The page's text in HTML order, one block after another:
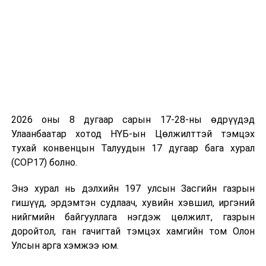
2026 оны 8 дугаар сарын 17-28-ны өдрүүдэд
Улаанбаатар хотод НҮБ-ын Цөлжилттэй тэмцэх
тухай конвенцын Талуудын 17 дугаар бага хурал
(COP17) болно.
Энэ хурал нь дэлхийн 197 улсын Засгийн газрын
гишүүд, эрдэмтэн судлаач, хувийн хэвшил, иргэний
нийгмийн байгууллага нэгдэж цөлжилт, газрын
доройтол, ган гачигтай тэмцэх хамгийн том Олон
Улсын арга хэмжээ юм.